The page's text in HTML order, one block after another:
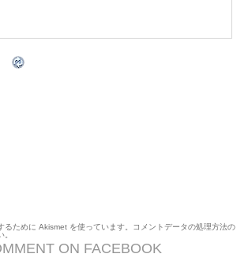
るために Akismet を使っています。 コメントデータの処理方法の
。
ON FACEBOOK